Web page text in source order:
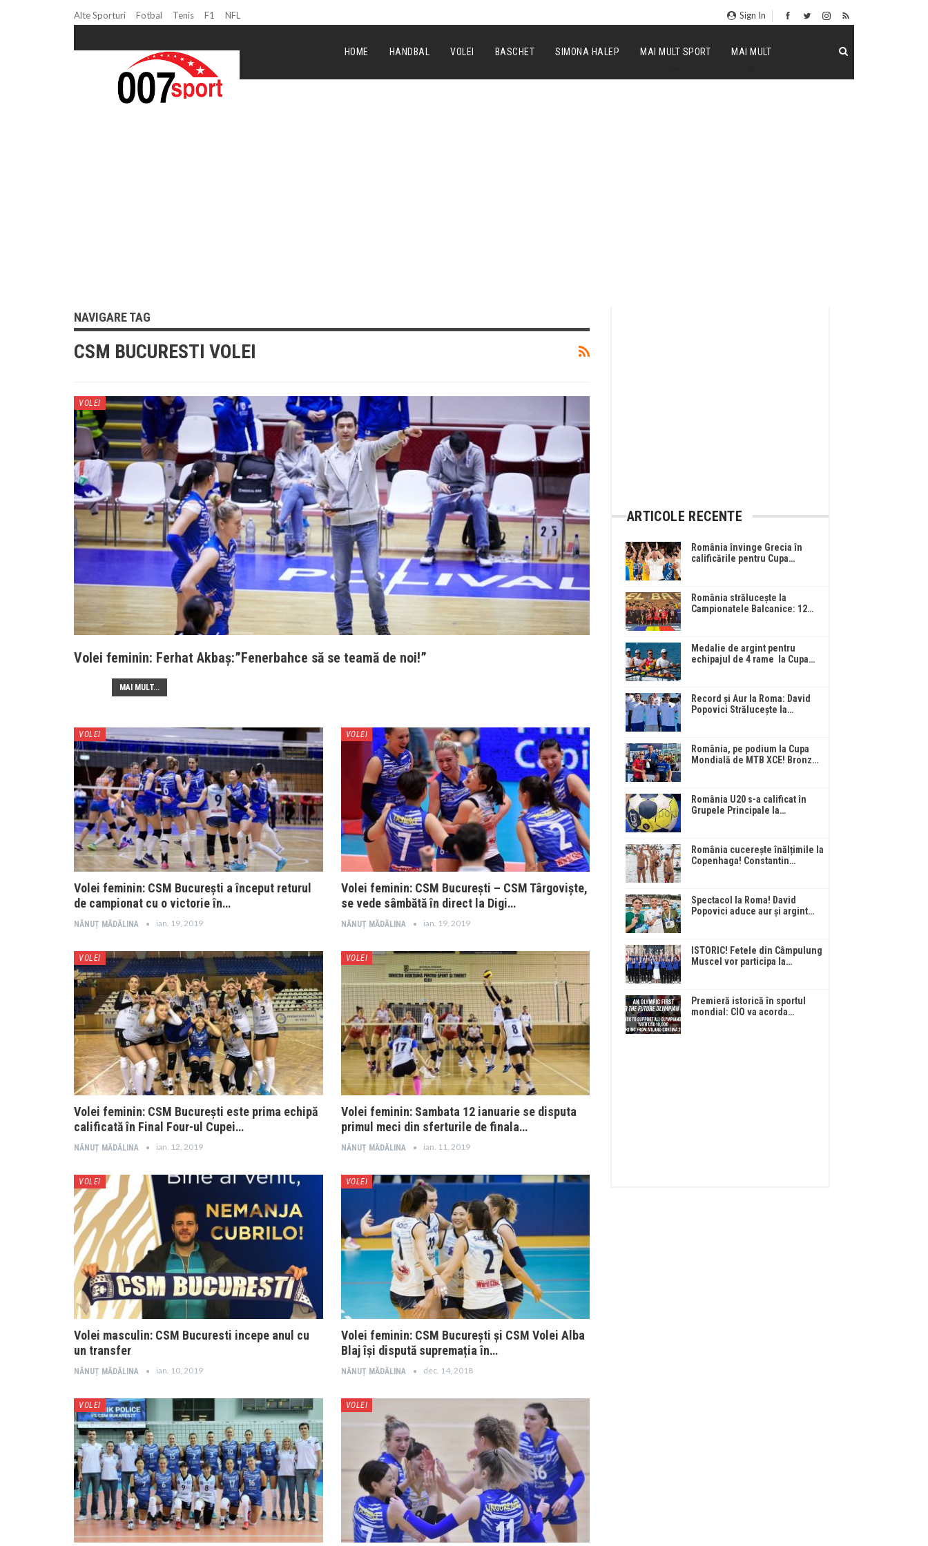
Alte Sporturi Fotbal Tenis F1 NFL Sign In
HOME HANDBAL VOLEI BASCHET SIMONA HALEP MAI MULT SPORT MAI MULT
csm bucuresti volei Page 2
NAVIGARE TAG
CSM BUCURESTI VOLEI
VOLEI
Volei feminin: Ferhat Akbaș:”Fenerbahce să se teamă de noi!”
MAI MULT...
VOLEI
Volei feminin: CSM București a început returul
de campionat cu o victorie în…
NĂNUȚ MĂDĂLINA ian. 19, 2019
VOLEI
Volei feminin: CSM București – CSM Târgoviște,
se vede sâmbătă în direct la Digi…
NĂNUȚ MĂDĂLINA ian. 19, 2019
VOLEI
Volei feminin: CSM București este prima echipă
calificată în Final Four-ul Cupei…
NĂNUȚ MĂDĂLINA ian. 12, 2019
VOLEI
Volei feminin: Sambata 12 ianuarie se disputa
primul meci din sferturile de finala…
NĂNUȚ MĂDĂLINA ian. 11, 2019
VOLEI
Volei masculin: CSM Bucuresti incepe anul cu
un transfer
NĂNUȚ MĂDĂLINA ian. 10, 2019
VOLEI
Volei feminin: CSM București și CSM Volei Alba
Blaj își dispută supremația în…
NĂNUȚ MĂDĂLINA dec. 14, 2018
VOLEI VOLEI
ARTICOLE RECENTE
România învinge Grecia în
calificările pentru Cupa…
România strălucește la
Campionatele Balcanice: 12…
Medalie de argint pentru
echipajul de 4 rame la Cupa…
Record și Aur la Roma: David
Popovici Strălucește la…
România, pe podium la Cupa
Mondială de MTB XCE! Bronz…
România U20 s-a calificat în
Grupele Principale la…
România cucerește înălțimile la
Copenhaga! Constantin…
Spectacol la Roma! David
Popovici aduce aur și argint…
ISTORIC! Fetele din Câmpulung
Muscel vor participa la…
Premieră istorică în sportul
mondial: CIO va acorda…